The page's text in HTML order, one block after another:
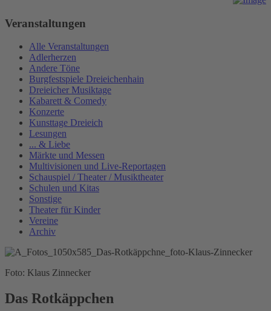
Veranstaltungen
Alle Veranstaltungen
Adlerherzen
Andere Töne
Burgfestspiele Dreieichenhain
Dreieicher Musiktage
Kabarett & Comedy
Konzerte
Kunsttage Dreieich
Lesungen
... & Liebe
Märkte und Messen
Multivisionen und Live-Reportagen
Schauspiel / Theater / Musiktheater
Schulen und Kitas
Sonstige
Theater für Kinder
Vereine
Archiv
Foto: Klaus Zinnecker
Das Rotkäppchen